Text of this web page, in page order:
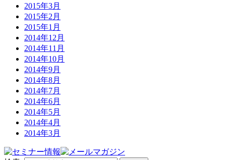
2015年3月
2015年2月
2015年1月
2014年12月
2014年11月
2014年10月
2014年9月
2014年8月
2014年7月
2014年6月
2014年5月
2014年4月
2014年3月